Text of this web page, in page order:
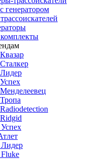
генератором
Лидер